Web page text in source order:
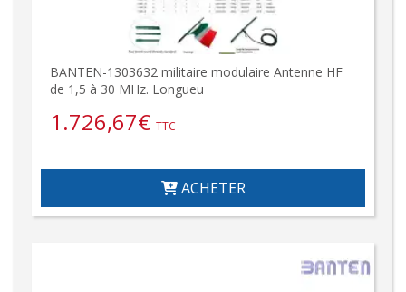
BANTEN-1303632 militaire modulaire Antenne HF
de 1,5 à 30 MHz. Longueu
1.726,67€ TTC
ACHETER